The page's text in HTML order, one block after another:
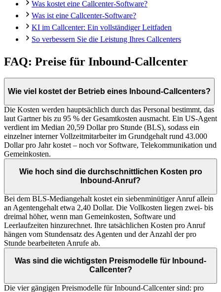
Was kostet eine Callcenter-Software?
Was ist eine Callcenter-Software?
KI im Callcenter: Ein vollständiger Leitfaden
So verbessern Sie die Leistung Ihres Callcenters
FAQ: Preise für Inbound-Callcenter
Wie viel kostet der Betrieb eines Inbound-Callcenters?
Die Kosten werden hauptsächlich durch das Personal bestimmt, das
laut Gartner bis zu 95 % der Gesamtkosten ausmacht. Ein US-Agent
verdient im Median 20,59 Dollar pro Stunde (BLS), sodass ein
einzelner interner Vollzeitmitarbeiter im Grundgehalt rund 43.000
Dollar pro Jahr kostet – noch vor Software, Telekommunikation und
Gemeinkosten.
Wie hoch sind die durchschnittlichen Kosten pro
Inbound-Anruf?
Bei dem BLS-Mediangehalt kostet ein siebenminütiger Anruf allein
an Agentengehalt etwa 2,40 Dollar. Die Vollkosten liegen zwei- bis
dreimal höher, wenn man Gemeinkosten, Software und
Leerlaufzeiten hinzurechnet. Ihre tatsächlichen Kosten pro Anruf
hängen vom Stundensatz des Agenten und der Anzahl der pro
Stunde bearbeiteten Anrufe ab.
Was sind die wichtigsten Preismodelle für Inbound-
Callcenter?
Die vier gängigen Preismodelle für Inbound-Callcenter sind: pro